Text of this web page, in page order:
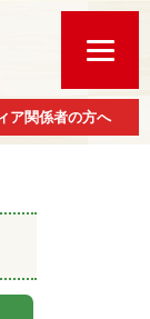
ア関係者の方へ